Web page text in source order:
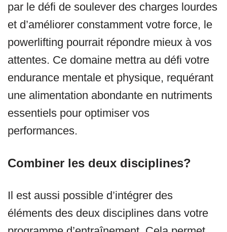
par le défi de soulever des charges lourdes
et d’améliorer constamment votre force, le
powerlifting pourrait répondre mieux à vos
attentes. Ce domaine mettra au défi votre
endurance mentale et physique, requérant
une alimentation abondante en nutriments
essentiels pour optimiser vos
performances.
Combiner les deux disciplines?
Il est aussi possible d’intégrer des
éléments des deux disciplines dans votre